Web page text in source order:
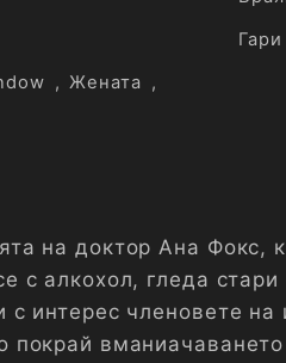
, Жената ,
на доктор Ана Фокс,
с алкохол, гледа
с интерес членовете
покрай